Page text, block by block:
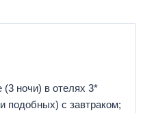
ночи) в отелях 3*
подобных) с завтраком;